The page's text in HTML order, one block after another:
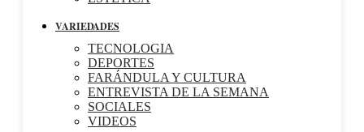
VARIEDADES
TECNOLOGIA
DEPORTES
FARÁNDULA Y CULTURA
ENTREVISTA DE LA SEMANA
SOCIALES
VIDEOS